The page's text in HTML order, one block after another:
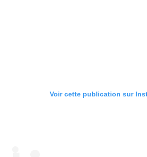
Voir cette publication sur